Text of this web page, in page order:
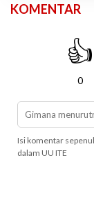
KOMENTAR
👍
0
Isi komentar
dalam UU ITE